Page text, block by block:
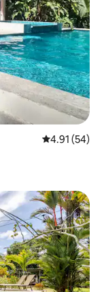
Calificación
4.91 (54)